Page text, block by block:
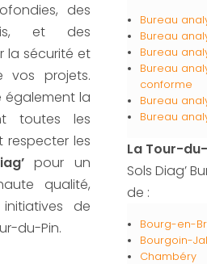
des
et des
la sécurité et
vos projets.
également la
toutes les
respecter les
pour un
qualité,
de
du-Pin.
Bureau
Bureau
Bureau
Bureau
conforme
Bureau
Bureau
La Tour-
Sols Diag’
de :
Bourg-en-
Bourgoin-
Chambéry